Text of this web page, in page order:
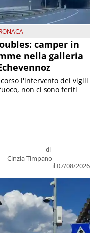
camper in
nella galleria
di
Cinzia Timpano
il 07/08/2026
corso l'intervento dei vigili
non ci sono feriti